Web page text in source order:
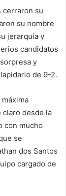
cerraron su
su nombre
jerarquía y
candidatos
y
de 9-2.
claro desde la
con mucho
se
dos Santos
cargado de